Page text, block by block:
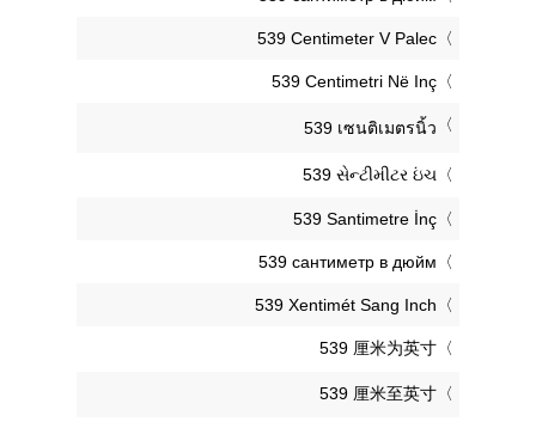
‎539 Centimeter V Palec
‎539 Centimetri Në Inç
‎539 เซนติเมตรนิ้ว
‎539 સેન્ટીમીટર ઇંચ
‎539 Santimetre İnç
‎539 сантиметр в дюйм
‎539 Xentimét Sang Inch
‎539 厘米为英寸
‎539 厘米至英寸